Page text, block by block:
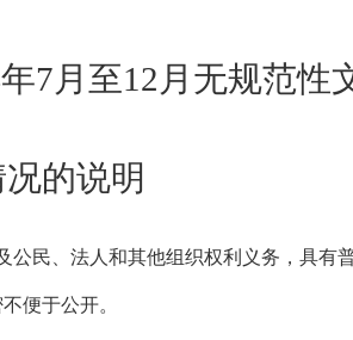
7月至12月无规范性
明
公民、法人和其他组织权利义务，具有
便于公开。